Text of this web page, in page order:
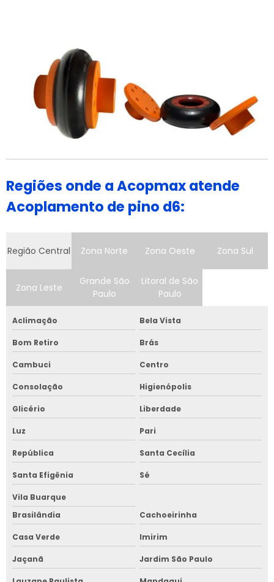
Regiões onde a Acopmax atende
Acoplamento de pino d6:
Região Central Zona Norte Zona Oeste Zona Sul
Zona Leste
Grande São
Paulo
Litoral de São
Paulo
Aclimação Bela Vista
Bom Retiro Brás
Cambuci Centro
Consolação Higienópolis
Glicério Liberdade
Luz Pari
República Santa Cecília
Santa Efigênia Sé
Vila Buarque
Brasilândia
Cachoeirinha
Casa Verde Imirim
Jaçanã Jardim São Paulo